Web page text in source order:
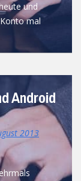
und
mal
Android
2013